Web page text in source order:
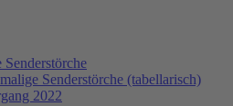
Senderstörche
Senderstörche (tabellarisch)
2022